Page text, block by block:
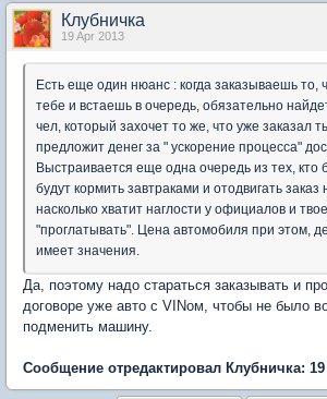
Клубничка
19 Apr 2013
Есть еще один нюанс : когда заказываешь то,
тебе и встаешь в очередь, обязательно
чел, который захочет то же, что уже заказал
предложит денег за " ускорение процесса"
Выстраивается еще одна очередь из тех, кто
будут кормить завтраками и отодвигать заказ
насколько хватит наглости у официалов и
"проглатывать". Цена автомобиля при этом,
имеет значения.
Да, поэтому надо стараться заказывать и
договоре уже авто с VINом, чтобы не было
подменить машину.
Сообщение отредактировал Клубничка: